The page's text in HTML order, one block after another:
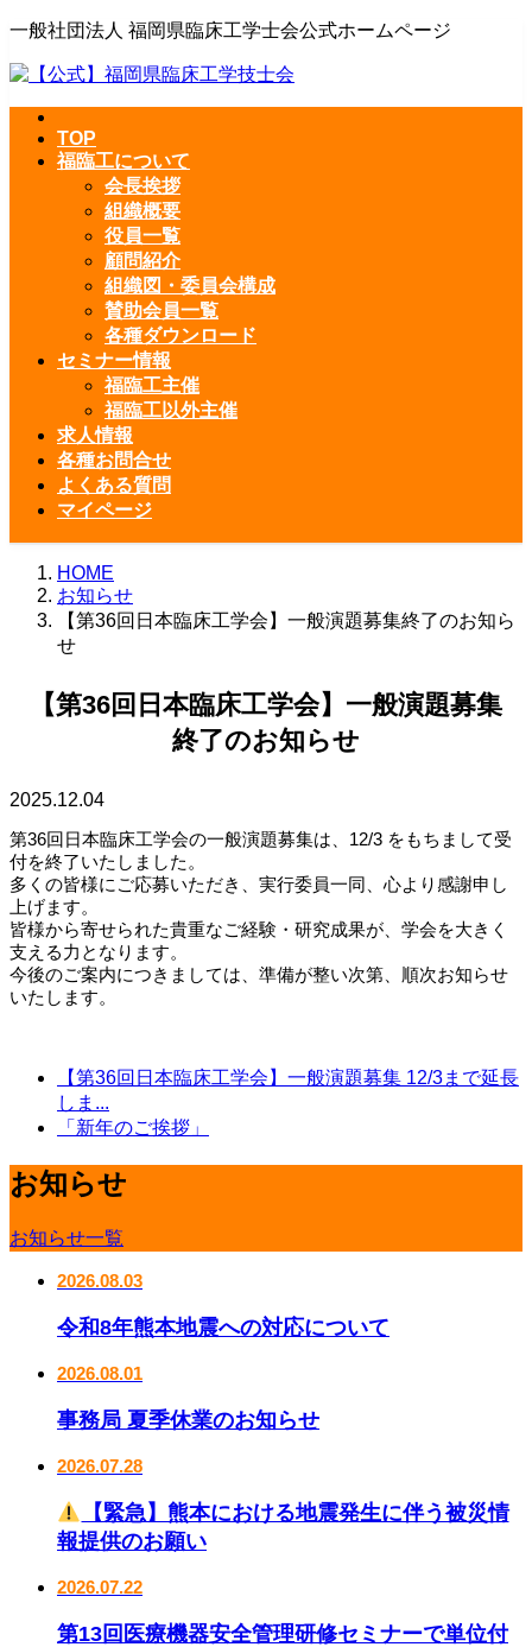
一般社団法人 福岡県臨床工学士会公式ホームページ
TOP
福臨工について
会長挨拶
組織概要
役員一覧
顧問紹介
組織図・委員会構成
賛助会員一覧
各種ダウンロード
セミナー情報
福臨工主催
福臨工以外主催
求人情報
各種お問合せ
よくある質問
マイページ
HOME
お知らせ
【第36回日本臨床工学会】一般演題募集終了のお知ら
せ
【第36回日本臨床工学会】一般演題募集
終了のお知らせ
2025.12.04
第36回日本臨床工学会の一般演題募集は、12/3 をもちまして受
付を終了いたしました。
多くの皆様にご応募いただき、実行委員一同、心より感謝申し
上げます。
皆様から寄せられた貴重なご経験・研究成果が、学会を大きく
支える力となります。
今後のご案内につきましては、準備が整い次第、順次お知らせ
いたします。
【第36回日本臨床工学会】一般演題募集 12/3まで延長
しま...
「新年のご挨拶」
お知らせ
お知らせ一覧
2026.08.03
令和8年熊本地震への対応について
2026.08.01
事務局 夏季休業のお知らせ
2026.07.28
【緊急】熊本における地震発生に伴う被災情
報提供のお願い
2026.07.22
第13回医療機器安全管理研修セミナーで単位付